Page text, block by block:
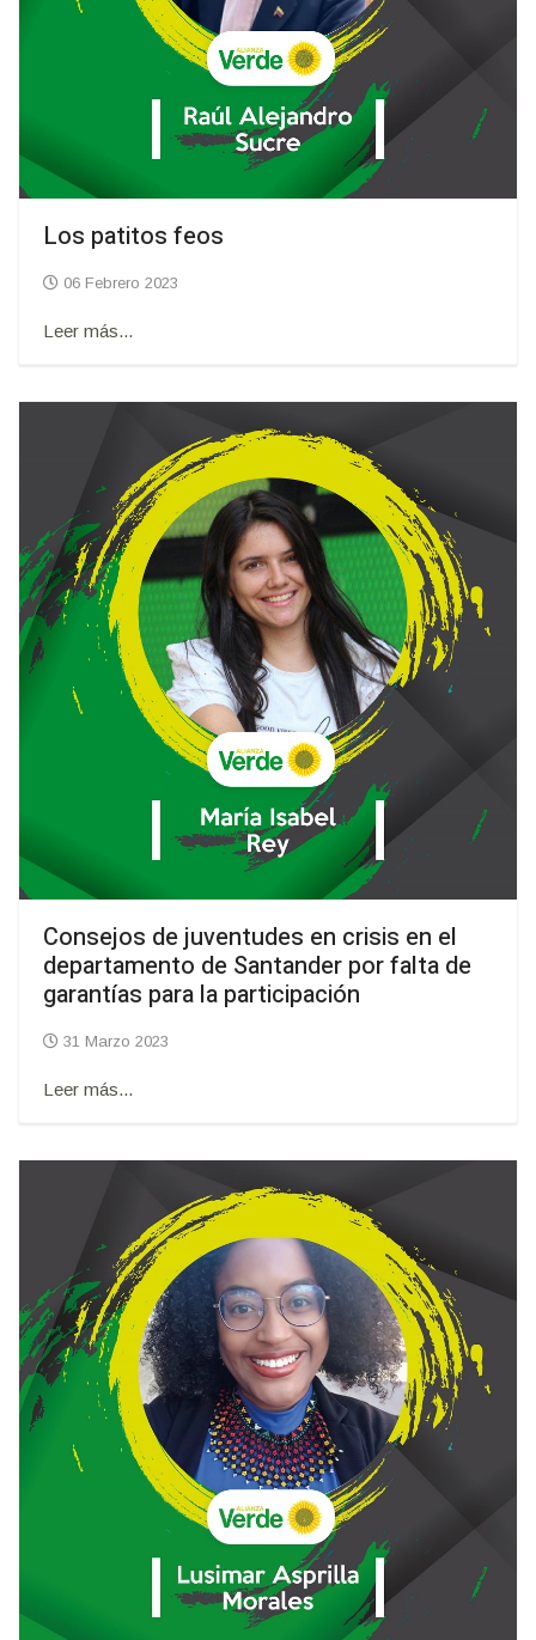
Los patitos feos
06 Febrero 2023
Leer más...
Consejos de juventudes en crisis en el
departamento de Santander por falta de
garantías para la participación
31 Marzo 2023
Leer más...